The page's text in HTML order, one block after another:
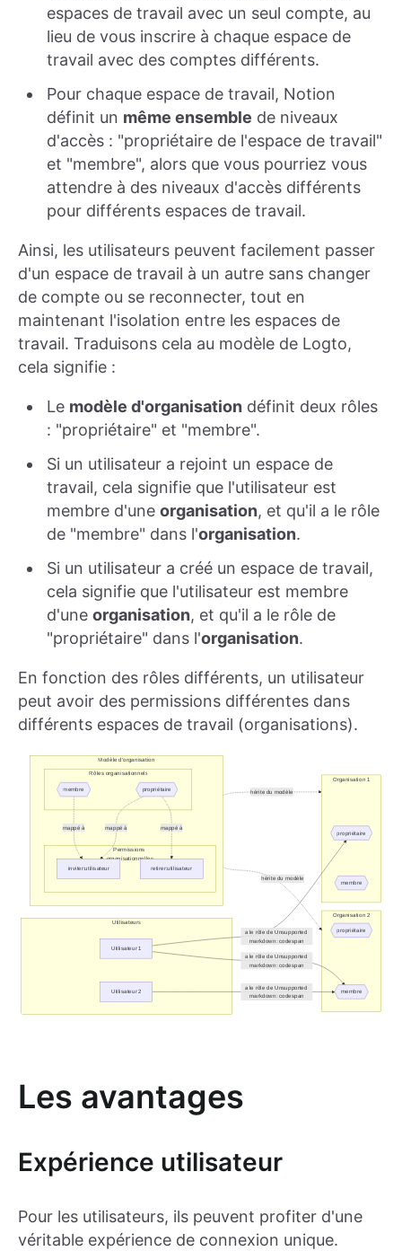
espaces de travail avec un seul compte, au
lieu de vous inscrire à chaque espace de
travail avec des comptes différents.
Pour chaque espace de travail, Notion
définit un même ensemble de niveaux
d'accès : "propriétaire de l'espace de travail"
et "membre", alors que vous pourriez vous
attendre à des niveaux d'accès différents
pour différents espaces de travail.
Ainsi, les utilisateurs peuvent facilement passer
d'un espace de travail à un autre sans changer
de compte ou se reconnecter, tout en
maintenant l'isolation entre les espaces de
travail. Traduisons cela au modèle de Logto,
cela signifie :
Le modèle d'organisation définit deux rôles
: "propriétaire" et "membre".
Si un utilisateur a rejoint un espace de
travail, cela signifie que l'utilisateur est
membre d'une organisation, et qu'il a le rôle
de "membre" dans l'organisation.
Si un utilisateur a créé un espace de travail,
cela signifie que l'utilisateur est membre
d'une organisation, et qu'il a le rôle de
"propriétaire" dans l'organisation.
En fonction des rôles différents, un utilisateur
peut avoir des permissions différentes dans
différents espaces de travail (organisations).
Les avantages
Expérience utilisateur
Pour les utilisateurs, ils peuvent profiter d'une
véritable expérience de connexion unique.